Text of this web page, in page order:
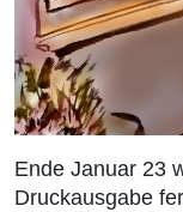
Ende Januar 23
Druckausgabe